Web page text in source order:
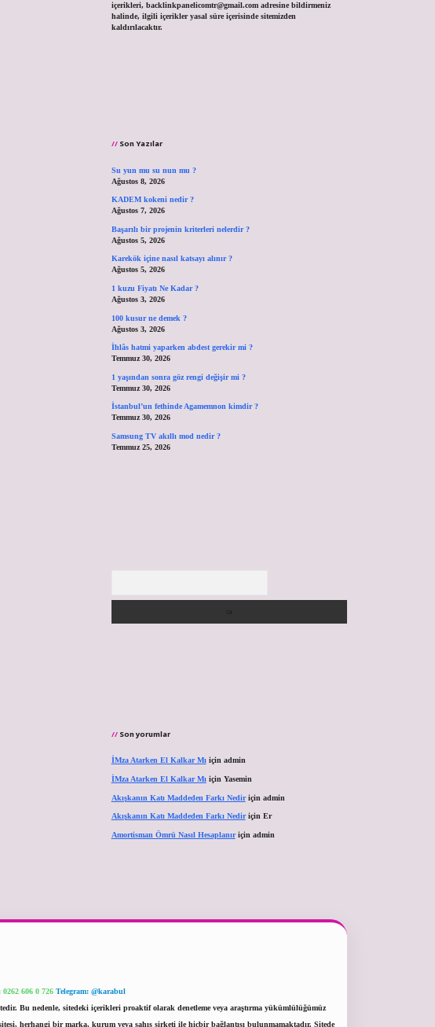
içerikleri, backlinkpanelicomtr@gmail.comadresine bildirmeniz
halinde, ilgili içerikler yasal süre içerisinde sitemizden
kaldırılacaktır.
Son Yazılar
Su yun mu su nun mu ?
Ağustos 8, 2026
KADEM kokeni nedir ?
Ağustos 7, 2026
Başarılı bir projenin kriterleri nelerdir ?
Ağustos 5, 2026
Karekök içine nasıl katsayı alınır ?
Ağustos 5, 2026
1 kuzu Fiyatı Ne Kadar ?
Ağustos 3, 2026
100 kusur ne demek ?
Ağustos 3, 2026
İhlâs hatmi yaparken abdest gerekir mi ?
Temmuz 30, 2026
1 yaşından sonra göz rengi değişir mi ?
Temmuz 30, 2026
İstanbul’un fethinde Agamemnon kimdir ?
Temmuz 30, 2026
Samsung TV akıllı mod nedir ?
Temmuz 25, 2026
Son yorumlar
İMza Atarken El Kalkar Mıiçin admin
İMza Atarken El Kalkar Mıiçin Yasemin
Akışkanın Katı Maddeden Farkı Nediriçin admin
Akışkanın Katı Maddeden Farkı Nediriçin Er
Amortisman Ömrü Nasıl Hesaplanıriçin admin
606 0 726 Telegram: @karabul
Bu nedenle, sitedeki içerikleri proaktif olarak denetleme veya araştırma yükümlülüğümüz
herhangi bir marka, kurum veya şahıs şirketi ile hiçbir bağlantısı bulunmamaktadır. Sitede